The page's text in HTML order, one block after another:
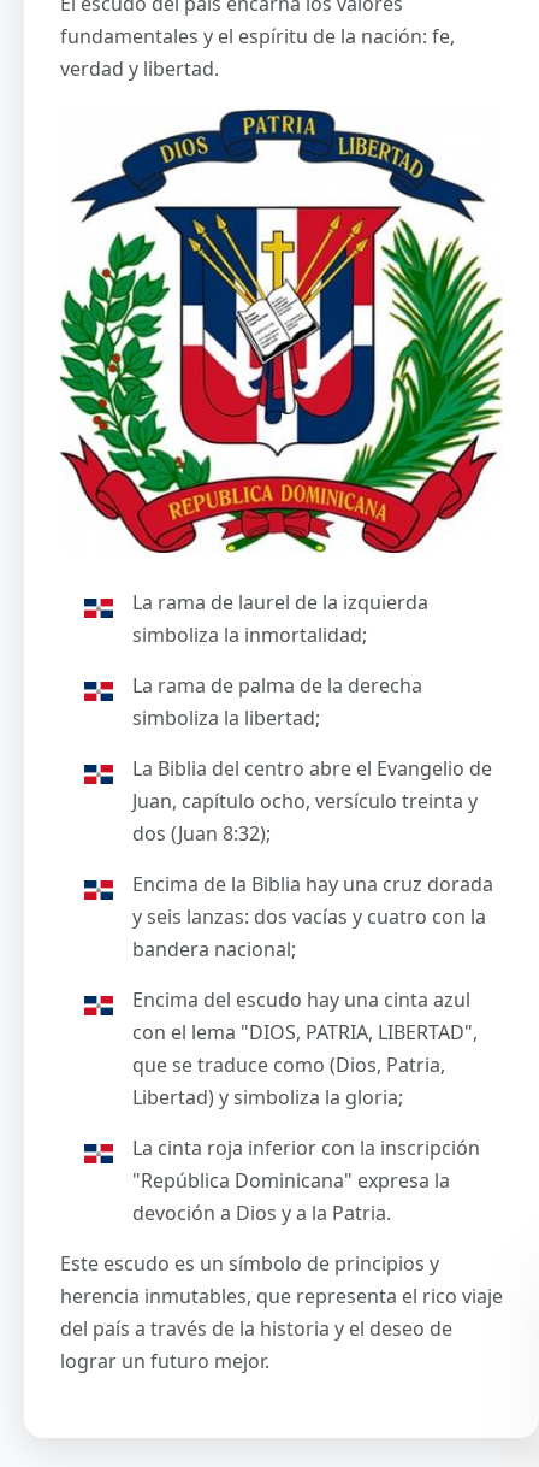
fundamentales y el espíritu de la nación: fe,
verdad y libertad.
La rama de laurel de la izquierda
simboliza la inmortalidad;
La rama de palma de la derecha
simboliza la libertad;
La Biblia del centro abre el Evangelio de
Juan, capítulo ocho, versículo treinta y
dos (Juan 8:32);
Encima de la Biblia hay una cruz dorada
y seis lanzas: dos vacías y cuatro con la
bandera nacional;
Encima del escudo hay una cinta azul
con el lema "DIOS, PATRIA, LIBERTAD",
que se traduce como (Dios, Patria,
Libertad) y simboliza la gloria;
La cinta roja inferior con la inscripción
"República Dominicana" expresa la
devoción a Dios y a la Patria.
Este escudo es un símbolo de principios y
herencia inmutables, que representa el rico viaje
del país a través de la historia y el deseo de
lograr un futuro mejor.